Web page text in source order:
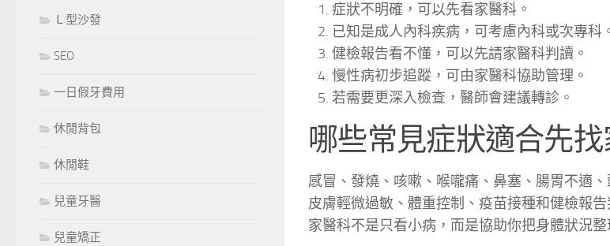
症狀不明確，可以先看家醫科。
已知是成人內科疾病，可考慮內科或次專科
健檢報告看不懂，可以先請家醫科判讀。
慢性病初步追蹤，可由家醫科協助管理。
若需要更深入檢查，醫師會建議轉診。
哪些常見症狀適合先找
感冒、發燒、咳嗽、喉嚨痛、鼻塞、腸胃不適
皮膚輕微過敏、體重控制、疫苗接種和健檢報
家醫科不是只看小病，而是協助你把身體狀況整
Ｌ型沙發
SEO
一日假牙費用
休閒背包
休閒鞋
兒童牙醫
兒童矯正